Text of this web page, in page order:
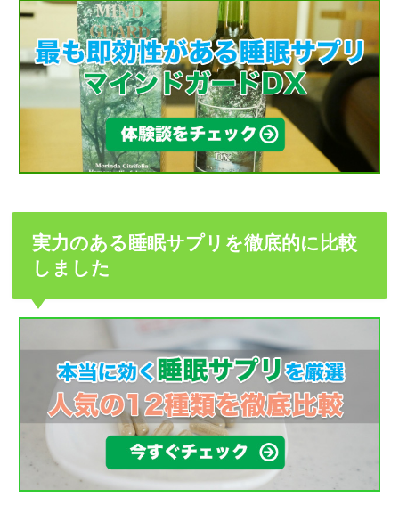
実力のある睡眠サプリを徹底的に比較
しました